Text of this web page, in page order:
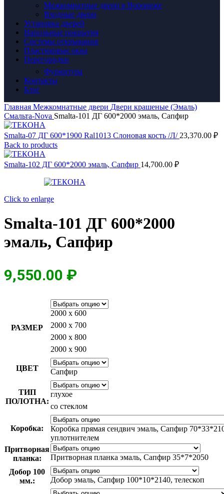
Межкомнатные двери в Воронеже
Входные двери
Установка дверей
Напольные покрытия
Системы открывания
Пластиковые окна
Перегородки
Фурнитура
Контакты
Блог
Главная Межкомнатные двери Двери крашеные (Эмаль)
Смальта-Nova Smalta-101 ДГ 600*2000 эмаль, Сапфир
Smalta-07 ДГ 600*1900 Ral1013 Слоновая кость /Л/ 23,370.00 ₽
Back to products
Smalta-102 ДГ 600*2000 эмаль, Сапфир 14,700.00 ₽
Click to enlarge
Smalta-101 ДГ 600*2000
эмаль, Сапфир
9,550.00 ₽
РАЗМЕР
2000 х 600
2000 х 700
2000 х 800
2000 х 900
ЦВЕТ Сапфир
ТИП
ПОЛОТНА:
глухое
со стеклом
Коробка:
Коробка прямая сендвич эмаль, Сапфир
уплотнителем
Притворная
планка:
Притворная планка эмаль, Сапфир 35*7*2050
Добор 100
мм.:
Добор эмаль, Сапфир 100*10*2140, телескоп